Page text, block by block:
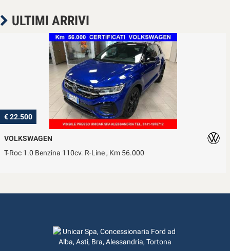
ULTIMI ARRIVI
€ 22.500
VOLKSWAGEN
T-Roc 1.0 Benzina 110cv. R-Line , Km 56.000